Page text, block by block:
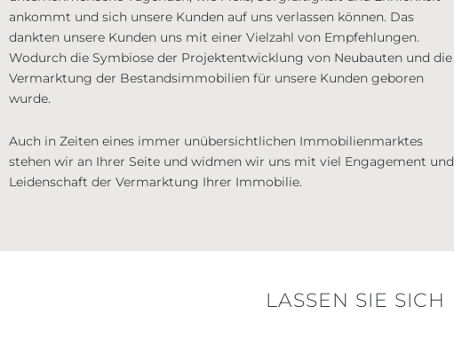
ankommt und sich unsere Kunden auf uns verlassen können. Das
dankten unsere Kunden uns mit einer Vielzahl von Empfehlungen.
Wodurch die Symbiose der Projektentwicklung von Neubauten und die
Vermarktung der Bestandsimmobilien für unsere Kunden geboren
wurde.
Auch in Zeiten eines immer unübersichtlichen Immobilienmarktes
stehen wir an Ihrer Seite und widmen wir uns mit viel Engagement und
Leidenschaft der Vermarktung Ihrer Immobilie.
LASSEN SIE SICH